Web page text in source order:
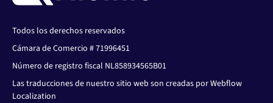
Todos los derechos reservados
Cámara de Comercio # 71996451
Número de registro fiscal NL858934565B01
Las traducciones de nuestro sitio web son creadas por Webflow
Localization